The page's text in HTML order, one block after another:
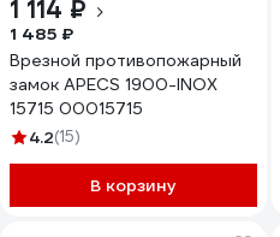
1 114 ₽
1 485 ₽
Врезной противопожарный
замок APECS 1900-INOX
15715 00015715
4.2(15)
В корзину